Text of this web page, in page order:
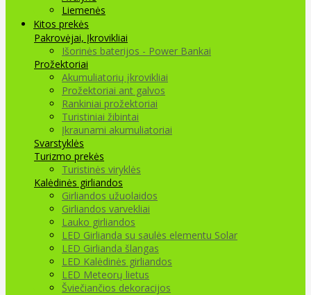
Liemenės
Kitos prekės
Pakrovėjai, Įkrovikliai
Išorinės baterijos - Power Bankai
Prožektoriai
Akumuliatorių įkrovikliai
Prožektoriai ant galvos
Rankiniai prožektoriai
Turistiniai žibintai
Įkraunami akumuliatoriai
Svarstyklės
Turizmo prekės
Turistinės viryklės
Kalėdinės girliandos
Girliandos užuolaidos
Girliandos varvekliai
Lauko girliandos
LED Girlianda su saulės elementu Solar
LED Girlianda šlangas
LED Kalėdinės girliandos
LED Meteorų lietus
Šviečiančios dekoracijos